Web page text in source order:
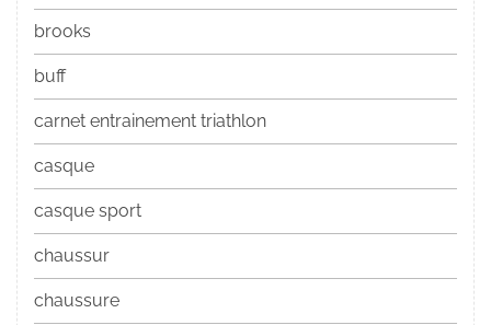
brooks
buff
carnet entrainement triathlon
casque
casque sport
chaussur
chaussure